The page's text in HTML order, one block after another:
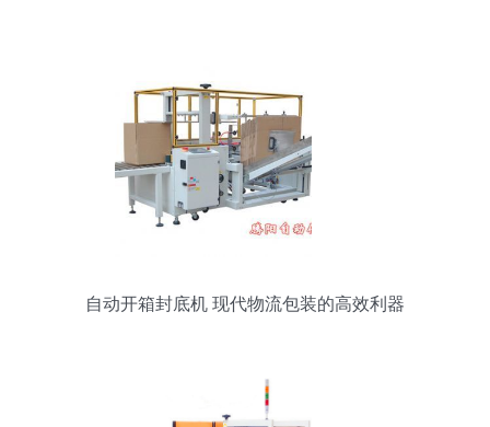
自动开箱封底机 现代物流包装的高效利器